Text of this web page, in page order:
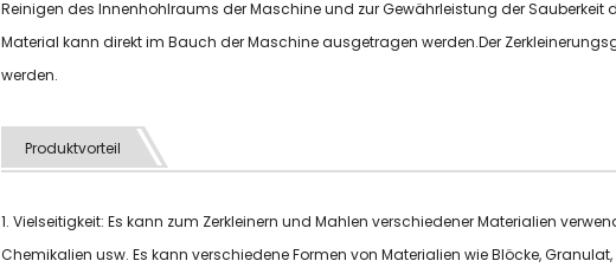
Reinigen des Innenhohlraums der Maschine und zur Gewährleistung der Sauberkeit
Material kann direkt im Bauch der Maschine ausgetragen werden.Der
werden.
Produktvorteil
1. Vielseitigkeit: Es kann zum Zerkleinern und Mahlen verschiedener Materialien
Chemikalien usw. Es kann verschiedene Formen von Materialien wie Blöcke,